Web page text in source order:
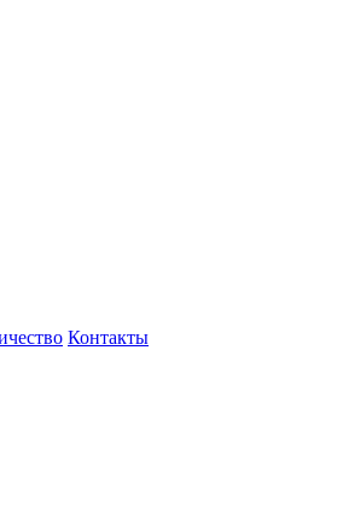
Контакты